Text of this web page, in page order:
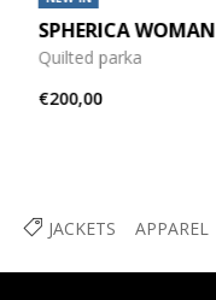
JACKETS APPAREL
SPHERICA WOMAN
Quilted parka
€200,00